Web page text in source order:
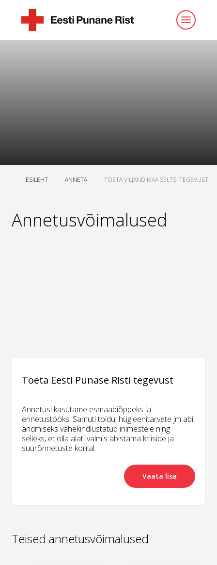
ESILEHT ANNETA TOETA VILJANDIMAA SELTSI TEGEVUST
Annetusvõimalused
Toeta Eesti Punase Risti tegevust
Annetusi kasutame esmaabiõppeks ja
ennetustööks. Samuti toidu, hügieenitarvete jm abi
andmiseks vähekindlustatud inimestele ning
selleks, et olla alati valmis abistama kriiside ja
suurõnnetuste korral.
Vaata lisa
Teised annetusvõimalused